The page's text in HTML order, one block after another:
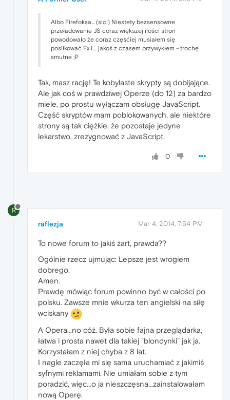
Albo Firefoksa... (sic!) Niestety bezsensowne
przeładowanie JS coraz większej ilości stron
powodowało że coraz częśćiej musiałem się
posiłkować Fx i.... jakoś z czasem przywykłem - trochę
smutne ;P
Tak, masz rację! Te kobylaste skrypty są dobijające.
Ale jak coś w prawdziwej Operze (do 12) za bardzo
miele, po prostu wyłączam obsługę JavaScript.
Część skryptów mam poblokowanych, ale niektóre
strony są tak ciężkie, że pozostaje jedyne
lekarstwo, zrezygnować z JavaScript.
0
R
raflezja Mar 4, 2014, 7:54 PM
To nowe forum to jakiś żart, prawda??
Ogólnie rzecz ujmując: Lepsze jest wrogiem
dobrego.
Amen.
Prawdę mówiąc forum powinno być w całości po
polsku. Zawsze mnie wkurza ten angielski na siłę
wciskany
A Opera...no cóż. Była sobie fajna przeglądarka,
łatwa i prosta nawet dla takiej "blondynki" jak ja.
Korzystałam z niej chyba z 8 lat.
I nagle zaczęła mi się sama uruchamiać z jakimiś
syfnymi reklamami. Nie umiałam sobie z tym
poradzić, więc...o ja nieszczęsna...zainstalowałam
nową Operę.